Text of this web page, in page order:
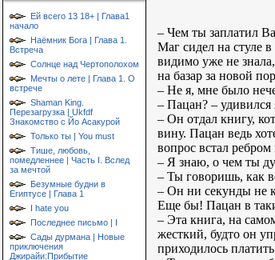
Ей всего 13 18+ | Глава1
начало
Наёмник Бога | Глава 1.
Встреча
Солнце над Чертополохом
Мечты о лете | Глава 1. О
встрече
Shaman King.
Перезагрузка | Ukfdf
Знакомство с Йо Асакурой
Только ты | You must
Тише, любовь,
помедленнее | Часть I. Вслед
за мечтой
Безумные будни в
Египтусе | Глава 1
I hate you
Последнее письмо | I
Сады дурмана | Новые
приключения
Джирайи:Прибытие
– Чем ты заплатил
Маг сидел на стуле
видимо уже не
на базар за новой
– Не я, мне было
– Пацан? – удивился
– Он отдал книгу,
вину. Пацан ведь
вопрос встал ребром
– Я знаю, о чем ты
– Ты говоришь, как
– Он ни секунды не
Еще бы! Пацан в
– Эта книга, на
жесткий, будто он
приходилось